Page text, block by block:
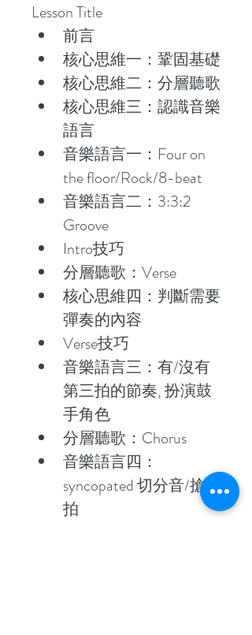
Lesson Title
前言
核心思維一：鞏固基礎
核心思維二：分層聽歌
核心思維三：認識音樂
語言
音樂語言一：Four on
the floor/Rock/8-beat
音樂語言二：3:3:2
Groove
Intro技巧
分層聽歌：Verse
核心思維四：判斷需要
彈奏的內容
Verse技巧
音樂語言三：有/沒有
第三拍的節奏, 扮演鼓
手角色
分層聽歌：Chorus
音樂語言四：
syncopated 切分音/搶
拍